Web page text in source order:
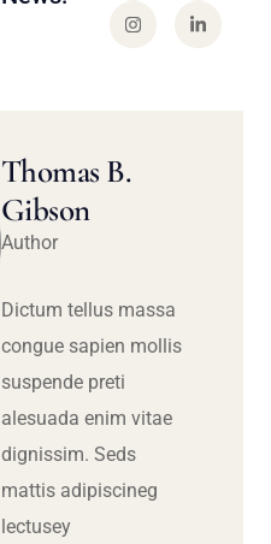
Thomas B.
Gibson
Author
Dictum tellus massa
congue sapien mollis
suspende preti
alesuada enim vitae
dignissim. Seds
mattis adipiscineg
lectusey